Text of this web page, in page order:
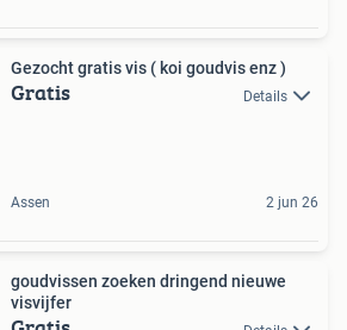
Gezocht gratis vis ( koi goudvis enz )
Gratis Details
Assen 2 jun 26
goudvissen zoeken dringend nieuwe
visvijfer